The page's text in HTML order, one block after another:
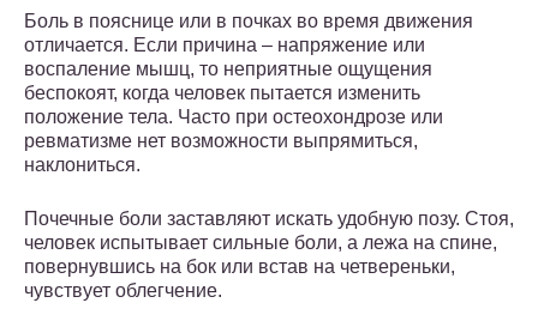
Боль в пояснице или в почках во время движения
отличается. Если причина – напряжение или
воспаление мышц, то неприятные ощущения
беспокоят, когда человек пытается изменить
положение тела. Часто при остеохондрозе или
ревматизме нет возможности выпрямиться,
наклониться.
Почечные боли заставляют искать удобную позу. Стоя,
человек испытывает сильные боли, а лежа на спине,
повернувшись на бок или встав на четвереньки,
чувствует облегчение.